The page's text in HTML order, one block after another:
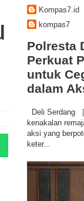
Kompas7.id
kompas7
Polresta
Perkuat
untuk
dalam
Deli Serdang
kenakalan
aksi yang
keter...